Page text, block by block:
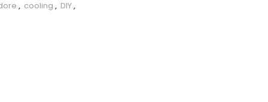
, cooling , DIY,